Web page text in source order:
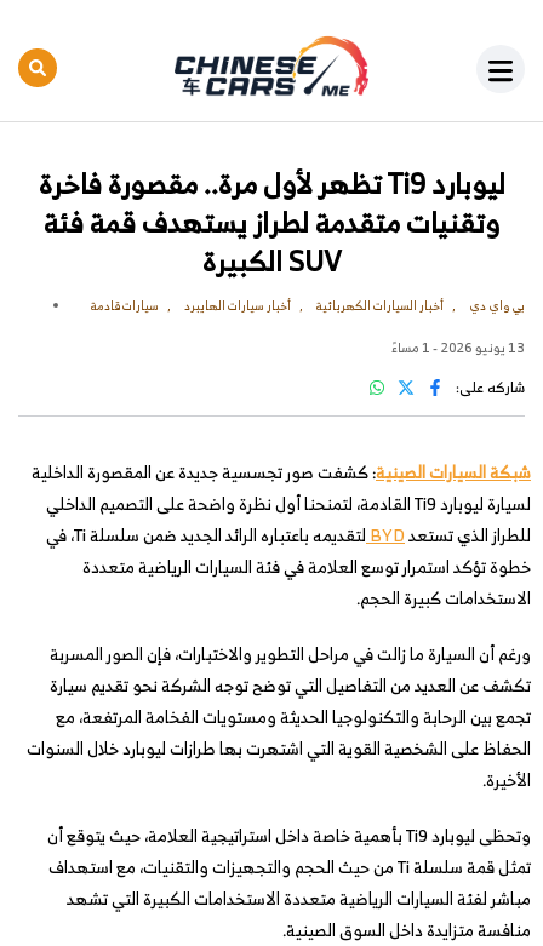
ليوبارد Ti9 تظهر لأول مرة.. مقصورة فاخرة
وتقنيات متقدمة لطراز يستهدف قمة فئة
SUV الكبيرة
بي واي دي أخبار السيارات الكهربائية أخبار سيارات الهايبرد سيارات قادمة
13 يونيو 2026 - 1 مساءً
شاركه على:
شبكة السيارات الصينية: كشفت صور تجسسية جديدة عن المقصورة الداخلية
لسيارة ليوبارد Ti9 القادمة، لتمنحنا أول نظرة واضحة على التصميم الداخلي
للطراز الذي تستعدBYD
لتقديمه باعتباره الرائد الجديد ضمن سلسلة Ti، في
خطوة تؤكد استمرار توسع العلامة في فئة السيارات الرياضية متعددة
الاستخدامات كبيرة الحجم.
ورغم أن السيارة ما زالت في مراحل التطوير والاختبارات، فإن الصور المسربة
تكشف عن العديد من التفاصيل التي توضح توجه الشركة نحو تقديم سيارة
تجمع بين الرحابة والتكنولوجيا الحديثة ومستويات الفخامة المرتفعة، مع
الحفاظ على الشخصية القوية التي اشتهرت بها طرازات ليوبارد خلال السنوات
الأخيرة.
وتحظى ليوبارد Ti9 بأهمية خاصة داخل استراتيجية العلامة، حيث يتوقع أن
تمثل قمة سلسلة Ti من حيث الحجم والتجهيزات والتقنيات، مع استهداف
مباشر لفئة السيارات الرياضية متعددة الاستخدامات الكبيرة التي تشهد
منافسة متزايدة داخل السوق الصينية.